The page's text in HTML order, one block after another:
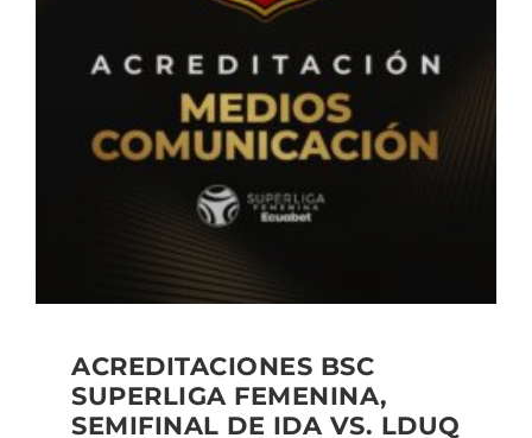
ACREDITACIONES BSC
SUPERLIGA FEMENINA,
SEMIFINAL DE IDA VS. LDUQ